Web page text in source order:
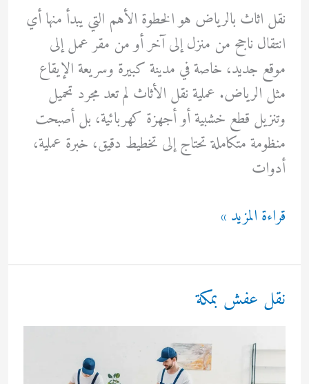
نقل اثاث بالرياض هو الخطوة الأهم التي يبدأ منها أي
انتقال ناجح من منزل إلى آخر أو من مقر عمل إلى
موقع جديد، خاصة في مدينة كبيرة وسريعة الإيقاع
مثل الرياض. عملية نقل الأثاث لم تعد مجرد تحميل
وتنزيل قطع خشبية أو أجهزة كهربائية، بل أصبحت
منظومة متكاملة تحتاج إلى تخطيط دقيق، خبرة عملية،
أدوات
نقل
بالرياض
خبرة
احترافية
قراءة المزيد »
نقل عفش بمكة